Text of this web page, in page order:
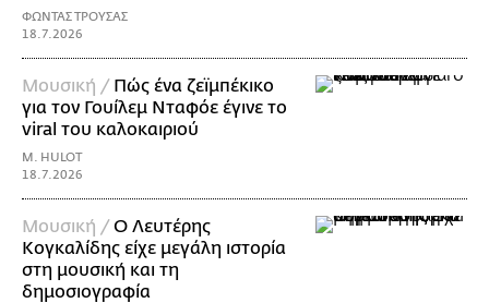
ΦΩΝΤΑΣ ΤΡΟΥΣΑΣ
18.7.2026
Μουσική / Πώς ένα ζεϊμπέκικο
για τον Γουίλεμ Νταφόε έγινε το
viral του καλοκαιριού
M. HULOT
18.7.2026
Μουσική /Ο Λευτέρης
Κογκαλίδης είχε μεγάλη ιστορία
στη μουσική και τη
δημοσιογραφία